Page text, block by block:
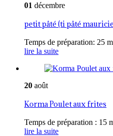
01 décembre
petit pâté (ti pâté
Temps de préparation: 25
lire la suite
20 août
Korma Poulet aux frites
Temps de préparation : 15
lire la suite